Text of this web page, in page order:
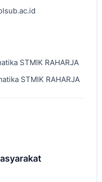
STMIK RAHARJA
STMIK RAHARJA